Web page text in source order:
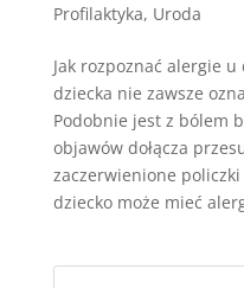
Profilaktyka, Uroda
Jak rozpoznać alergie
dziecka nie zawsze
Podobnie jest z bólem
objawów dołącza
zaczerwienione
dziecko może mieć